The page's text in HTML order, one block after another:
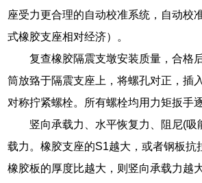
座受力更合理的自动校准系统，自动校
式橡胶支座相对经济）。
复查橡胶隔震支墩安装质量，合格
筒放臵于隔震支座上，将螺孔对正，插
对称拧紧螺栓。所有螺栓均用力矩扳手
竖向承载力、水平恢复力、阻尼(吸
载力。橡胶支座的S1越大，或者钢板抗
橡胶板的厚度比越大，则竖向承载力越